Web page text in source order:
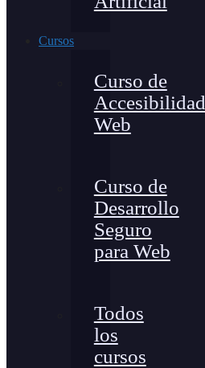
Cursos
Curso de
Accesibilidad
Web
Curso de
Desarrollo
Seguro
para Web
Todos
los
cursos